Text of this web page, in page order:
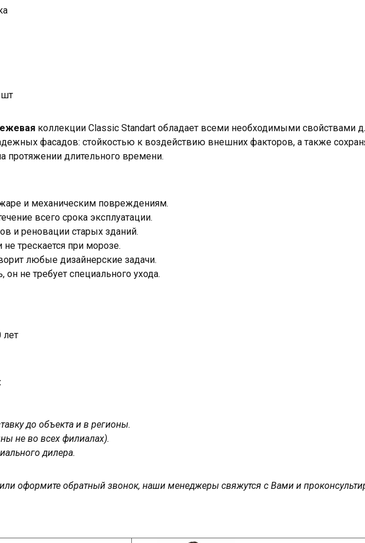
шт
коллекции Classic Standart обладает всеми необходимыми свойствами
фасадов: стойкостью к воздействию внешних факторов, а также
протяжении длительного времени.
и механическим повреждениям.
всего срока эксплуатации.
и реновации старых зданий.
трескается при морозе.
любые дизайнерские задачи.
он не требует специального ухода.
лет
до объекта и в регионы.
не во всех филиалах).
дилера.
или оформите обратный звонок, наши менеджеры свяжутся с Вами и